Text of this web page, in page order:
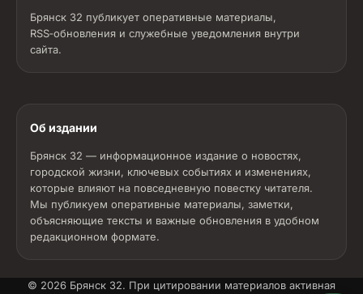
Брянск 32 публикует оперативные материалы,
RSS‑обновления и служебные уведомления внутри
сайта.
Об издании
Брянск 32 — информационное издание о новостях,
городской жизни, ключевых событиях и изменениях,
которые влияют на повседневную повестку читателя.
Мы публикуем оперативные материалы, заметки,
объясняющие тексты и важные обновления в удобном
редакционном формате.
© 2026 Брянск 32. При цитировании материалов активная